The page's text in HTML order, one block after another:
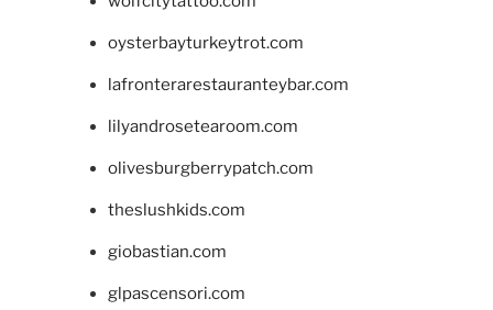
oysterbayturkeytrot.com
lafronterarestauranteybar.com
lilyandrosetearoom.com
olivesburgberrypatch.com
theslushkids.com
giobastian.com
glpascensori.com